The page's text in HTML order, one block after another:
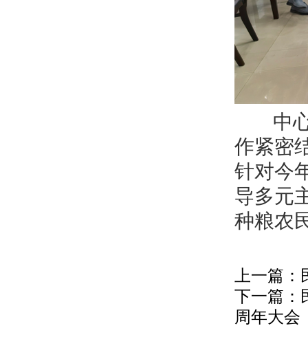
中心
作紧密
针对今
导多元
种粮农
上一篇：
下一篇：
周年大会